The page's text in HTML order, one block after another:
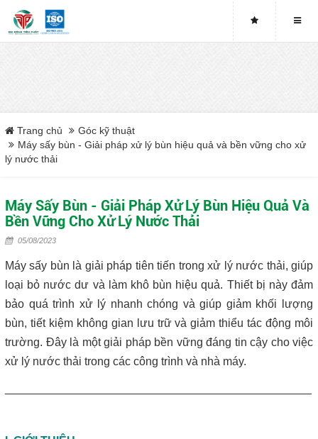
Buy genuine sludge press machines
Sludge Dryer
Xưởng sản xuất máy ép bùn trục vít uy tín tại Việt Nam
Lược rác đầu nguồn
Máy lược rác thô – giải pháp loại bỏ rác hiệu quả trong hệ thống
Giá máy ép bùn 2026 – Báo giá chi tiết theo từng dòng máy và
Trang chủ
Góc kỹ thuật
Máy sấy bùn - Giải pháp xử lý bùn hiệu quả và bền vững cho xử
lý nước thải
Máy Sấy Bùn - Giải Pháp Xử Lý Bùn Hiệu Quả Và
Bền Vững Cho Xử Lý Nước Thải
05/08/2023
Máy sấy bùn là giải pháp tiên tiến trong xử lý nước thải, giúp
loại bỏ nước dư và làm khô bùn hiệu quả. Thiết bị này đảm
bảo quá trình xử lý nhanh chóng và giúp giảm khối lượng
bùn, tiết kiệm không gian lưu trữ và giảm thiểu tác động môi
trường. Đây là một giải pháp bền vững đáng tin cậy cho việc
xử lý nước thải trong các công trình và nhà máy.